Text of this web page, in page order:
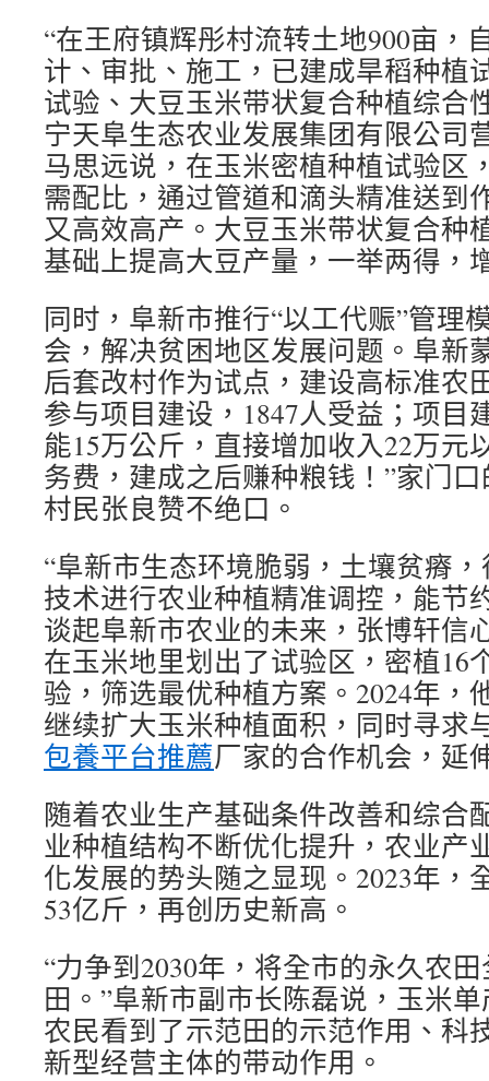
“在王府镇辉彤村流转土地900亩，
计、审批、施工，已建成旱稻种植
试验、大豆玉米带状复合种植综合
宁天阜生态农业发展集团有限公司
马思远说，在玉米密植种植试验区
需配比，通过管道和滴头精准送到
又高效高产。大豆玉米带状复合种
基础上提高大豆产量，一举两得，
同时，阜新市推行“以工代赈”管理
会，解决贫困地区发展问题。阜新
后套改村作为试点，建设高标准农
参与项目建设，1847人受益；项目
能15万公斤，直接增加收入22万元
务费，建成之后赚种粮钱！”家门
村民张良赞不绝口。
“阜新市生态环境脆弱，土壤贫瘠
技术进行农业种植精准调控，能节
谈起阜新市农业的未来，张博轩信
在玉米地里划出了试验区，密植16
验，筛选最优种植方案。2024年，
继续扩大玉米种植面积，同时寻求
包養平台推薦厂家的合作机会，延
随着农业生产基础条件改善和综合
业种植结构不断优化提升，农业产
化发展的势头随之显现。2023年，
53亿斤，再创历史新高。
“力争到2030年，将全市的永久农
田。”阜新市副市长陈磊说，玉米
农民看到了示范田的示范作用、科
新型经营主体的带动作用。